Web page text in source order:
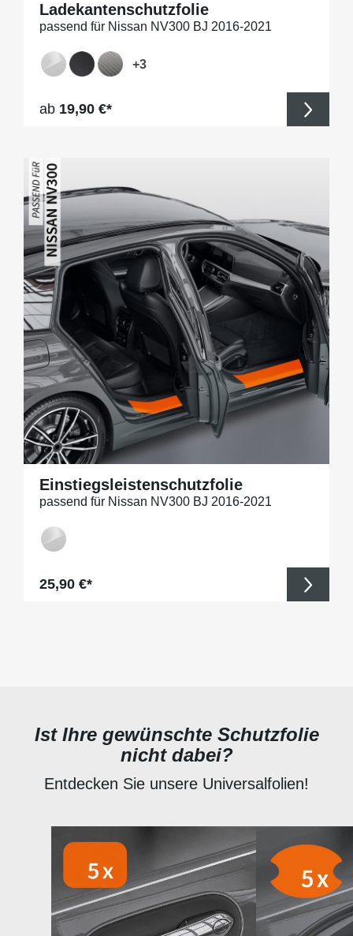
Ladekantenschutzfolie
passend für Nissan NV300 BJ 2016-2021
+3
Regulärer Preis:
ab 19,90 €*
Einstiegsleistenschutzfolie
passend für Nissan NV300 BJ 2016-2021
Regulärer Preis:
25,90 €*
Ist Ihre gewünschte Schutzfolie
nicht dabei?
Entdecken Sie unsere Universalfolien!